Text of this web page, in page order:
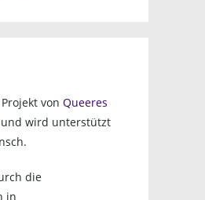
von Queeres
und wird unterstützt